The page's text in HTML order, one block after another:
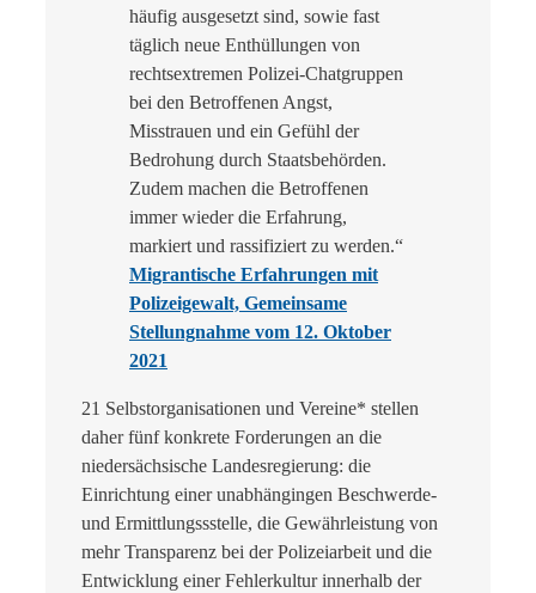
häufig ausgesetzt sind, sowie fast
täglich neue Enthüllungen von
rechtsextremen Polizei-Chatgruppen
bei den Betroffenen Angst,
Misstrauen und ein Gefühl der
Bedrohung durch Staatsbehörden.
Zudem machen die Betroffenen
immer wieder die Erfahrung,
markiert und rassifiziert zu werden.“
Migrantische Erfahrungen mit
Polizeigewalt, Gemeinsame
Stellungnahme vom 12. Oktober
2021
21 Selbstorganisationen und Vereine* stellen
daher fünf konkrete Forderungen an die
niedersächsische Landesregierung: die
Einrichtung einer unabhängingen Beschwerde-
und Ermittlungssstelle, die Gewährleistung von
mehr Transparenz bei der Polizeiarbeit und die
Entwicklung einer Fehlerkultur innerhalb der